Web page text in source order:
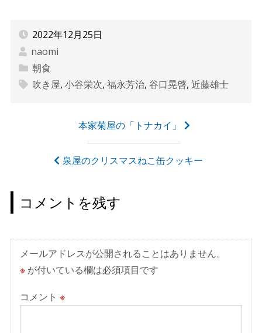
2022年12月25日
naomi
朝食
吹き屋, 小谷栄次, 福永芳治, 谷口晃啓, 近藤雄士
ゲ
ー
シ
ョ
ン
本家菊屋の「トナカイ」
泉屋のクリスマスねこ缶クッキー
コメントを残す
メールアドレスが公開されることはありません。
※が付いている欄は必須項目です
コメント ※